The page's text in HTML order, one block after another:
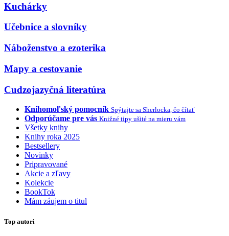
Kuchárky
Učebnice a slovníky
Náboženstvo a ezoterika
Mapy a cestovanie
Cudzojazyčná literatúra
Knihomoľský pomocník Spýtajte sa Sherlocka, čo čítať
Odporúčame pre vás Knižné tipy ušité na mieru vám
Všetky knihy
Knihy roka 2025
Bestsellery
Novinky
Pripravované
Akcie a zľavy
Kolekcie
BookTok
Mám záujem o titul
Top autori